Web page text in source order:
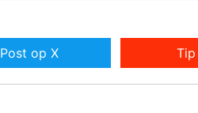
Post op X